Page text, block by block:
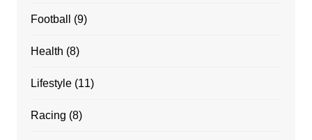
Football (9)
Health (8)
Lifestyle(11)
Racing (8)